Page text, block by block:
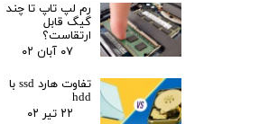
رم لپ تاپ تا چند
گیگ قابل
ارتقاست؟
۰۷ آبان ۰۲
تفاوت هارد ssd با
hdd
۲۲ تیر ۰۲